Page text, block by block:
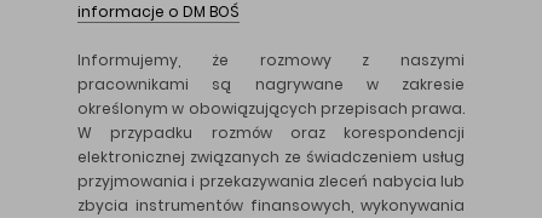
informacje o DM BOŚ
Informujemy, że rozmowy z naszymi
pracownikami są nagrywane w zakresie
określonym w obowiązujących przepisach prawa.
W przypadku rozmów oraz korespondencji
elektronicznej związanych ze świadczeniem usług
przyjmowania i przekazywania zleceń nabycia lub
zbycia instrumentów finansowych, wykonywania